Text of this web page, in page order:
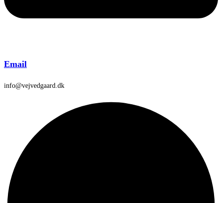
Email
info@vejvedgaard.dk